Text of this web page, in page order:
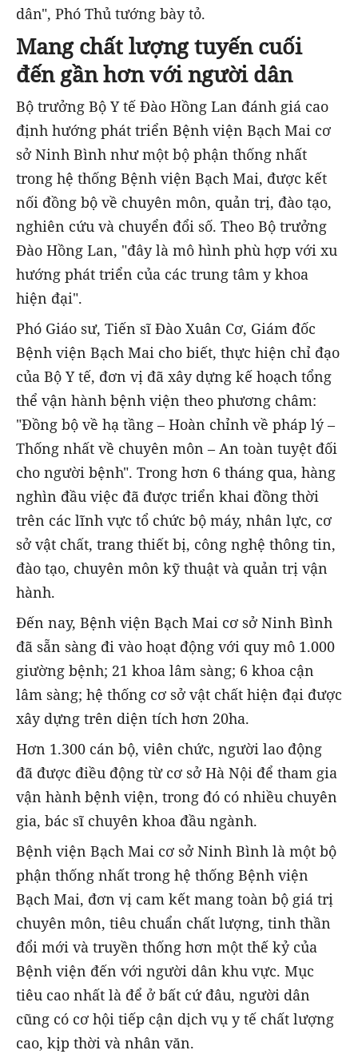
dân", Phó Thủ tướng bày tỏ.
Mang chất lượng tuyến cuối
đến gần hơn với người dân
Bộ trưởng Bộ Y tế Đào Hồng Lan đánh giá cao
định hướng phát triển Bệnh viện Bạch Mai cơ
sở Ninh Bình như một bộ phận thống nhất
trong hệ thống Bệnh viện Bạch Mai, được kết
nối đồng bộ về chuyên môn, quản trị, đào tạo,
nghiên cứu và chuyển đổi số. Theo Bộ trưởng
Đào Hồng Lan, "đây là mô hình phù hợp với xu
hướng phát triển của các trung tâm y khoa
hiện đại".
Phó Giáo sư, Tiến sĩ Đào Xuân Cơ, Giám đốc
Bệnh viện Bạch Mai cho biết, thực hiện chỉ đạo
của Bộ Y tế, đơn vị đã xây dựng kế hoạch tổng
thể vận hành bệnh viện theo phương châm:
"Đồng bộ về hạ tầng – Hoàn chỉnh về pháp lý –
Thống nhất về chuyên môn – An toàn tuyệt đối
cho người bệnh". Trong hơn 6 tháng qua, hàng
nghìn đầu việc đã được triển khai đồng thời
trên các lĩnh vực tổ chức bộ máy, nhân lực, cơ
sở vật chất, trang thiết bị, công nghệ thông tin,
đào tạo, chuyên môn kỹ thuật và quản trị vận
hành.
Đến nay, Bệnh viện Bạch Mai cơ sở Ninh Bình
đã sẵn sàng đi vào hoạt động với quy mô 1.000
giường bệnh; 21 khoa lâm sàng; 6 khoa cận
lâm sàng; hệ thống cơ sở vật chất hiện đại được
xây dựng trên diện tích hơn 20ha.
Hơn 1.300 cán bộ, viên chức, người lao động
đã được điều động từ cơ sở Hà Nội để tham gia
vận hành bệnh viện, trong đó có nhiều chuyên
gia, bác sĩ chuyên khoa đầu ngành.
Bệnh viện Bạch Mai cơ sở Ninh Bình là một bộ
phận thống nhất trong hệ thống Bệnh viện
Bạch Mai, đơn vị cam kết mang toàn bộ giá trị
chuyên môn, tiêu chuẩn chất lượng, tinh thần
đổi mới và truyền thống hơn một thế kỷ của
Bệnh viện đến với người dân khu vực. Mục
tiêu cao nhất là để ở bất cứ đâu, người dân
cũng có cơ hội tiếp cận dịch vụ y tế chất lượng
cao, kịp thời và nhân văn.